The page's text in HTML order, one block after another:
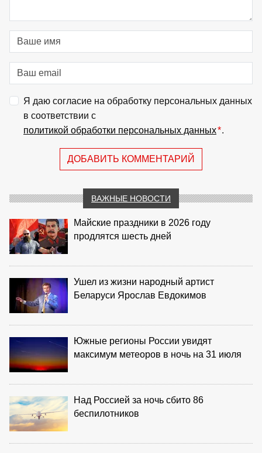
Я даю согласие на обработку персональных данных
в соответствии с
политикой обработки персональных данных*.
ДОБАВИТЬ КОММЕНТАРИЙ
ВАЖНЫЕ НОВОСТИ
Майские праздники в 2026 году
продлятся шесть дней
Ушел из жизни народный артист
Беларуси Ярослав Евдокимов
Южные регионы России увидят
максимум метеоров в ночь на 31 июля
Над Россией за ночь сбито 86
беспилотников